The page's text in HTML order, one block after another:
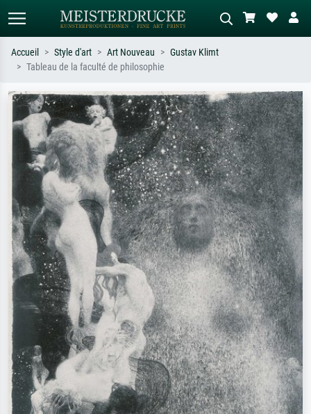
Recherchez par artiste, titre ou style –
ex. Monet, Nuit étoilée,
impressionnisme, vague de Hokusai,
nu.
Décrivez la scène – ex. prairie verte,
abstrait avec beaucoup de rouge,
tableau sombre, nu debout près d'un
arbre.
Accueil Style d'art Art Nouveau
Gustav Klimt
Tableau de la faculté de philosophie